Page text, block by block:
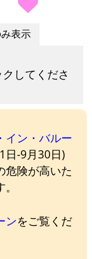
表示
してくださ
イン・バルー
日-9月30日)
危険が高いた
ンをご覧くだ